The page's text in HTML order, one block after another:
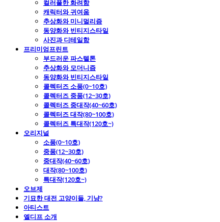
컬러풀한 화려함
캐릭터와 귀여움
추상화와 미니멀리즘
동양화와 빈티지스타일
사진과 디테일함
프리미엄프린트
부드러운 파스텔톤
추상화와 모더니즘
동양화와 빈티지스타일
콜렉터즈 소품(0~10호)
콜렉터즈 중품(12~30호)
콜렉터즈 중대작(40~60호)
콜렉터즈 대작(80~100호)
콜렉터즈 특대작(120호~)
오리지널
소품(0~10호)
중품(12~30호)
중대작(40~60호)
대작(80~100호)
특대작(120호~)
오브제
기묘한 대전 고양이들, 기냥?
아티스트
엘디프 소개